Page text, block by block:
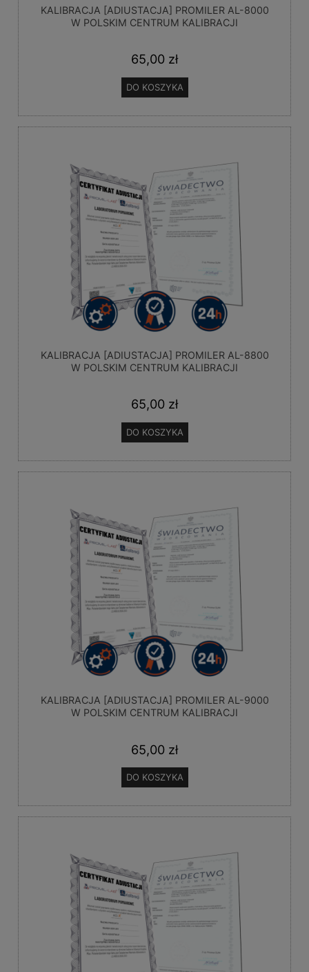
KALIBRACJA [ADIUSTACJA] PROMILER AL-8000
W POLSKIM CENTRUM KALIBRACJI
65,00 zł
DO KOSZYKA
KALIBRACJA [ADIUSTACJA] PROMILER AL-8800
W POLSKIM CENTRUM KALIBRACJI
65,00 zł
DO KOSZYKA
KALIBRACJA [ADIUSTACJA] PROMILER AL-9000
W POLSKIM CENTRUM KALIBRACJI
65,00 zł
DO KOSZYKA